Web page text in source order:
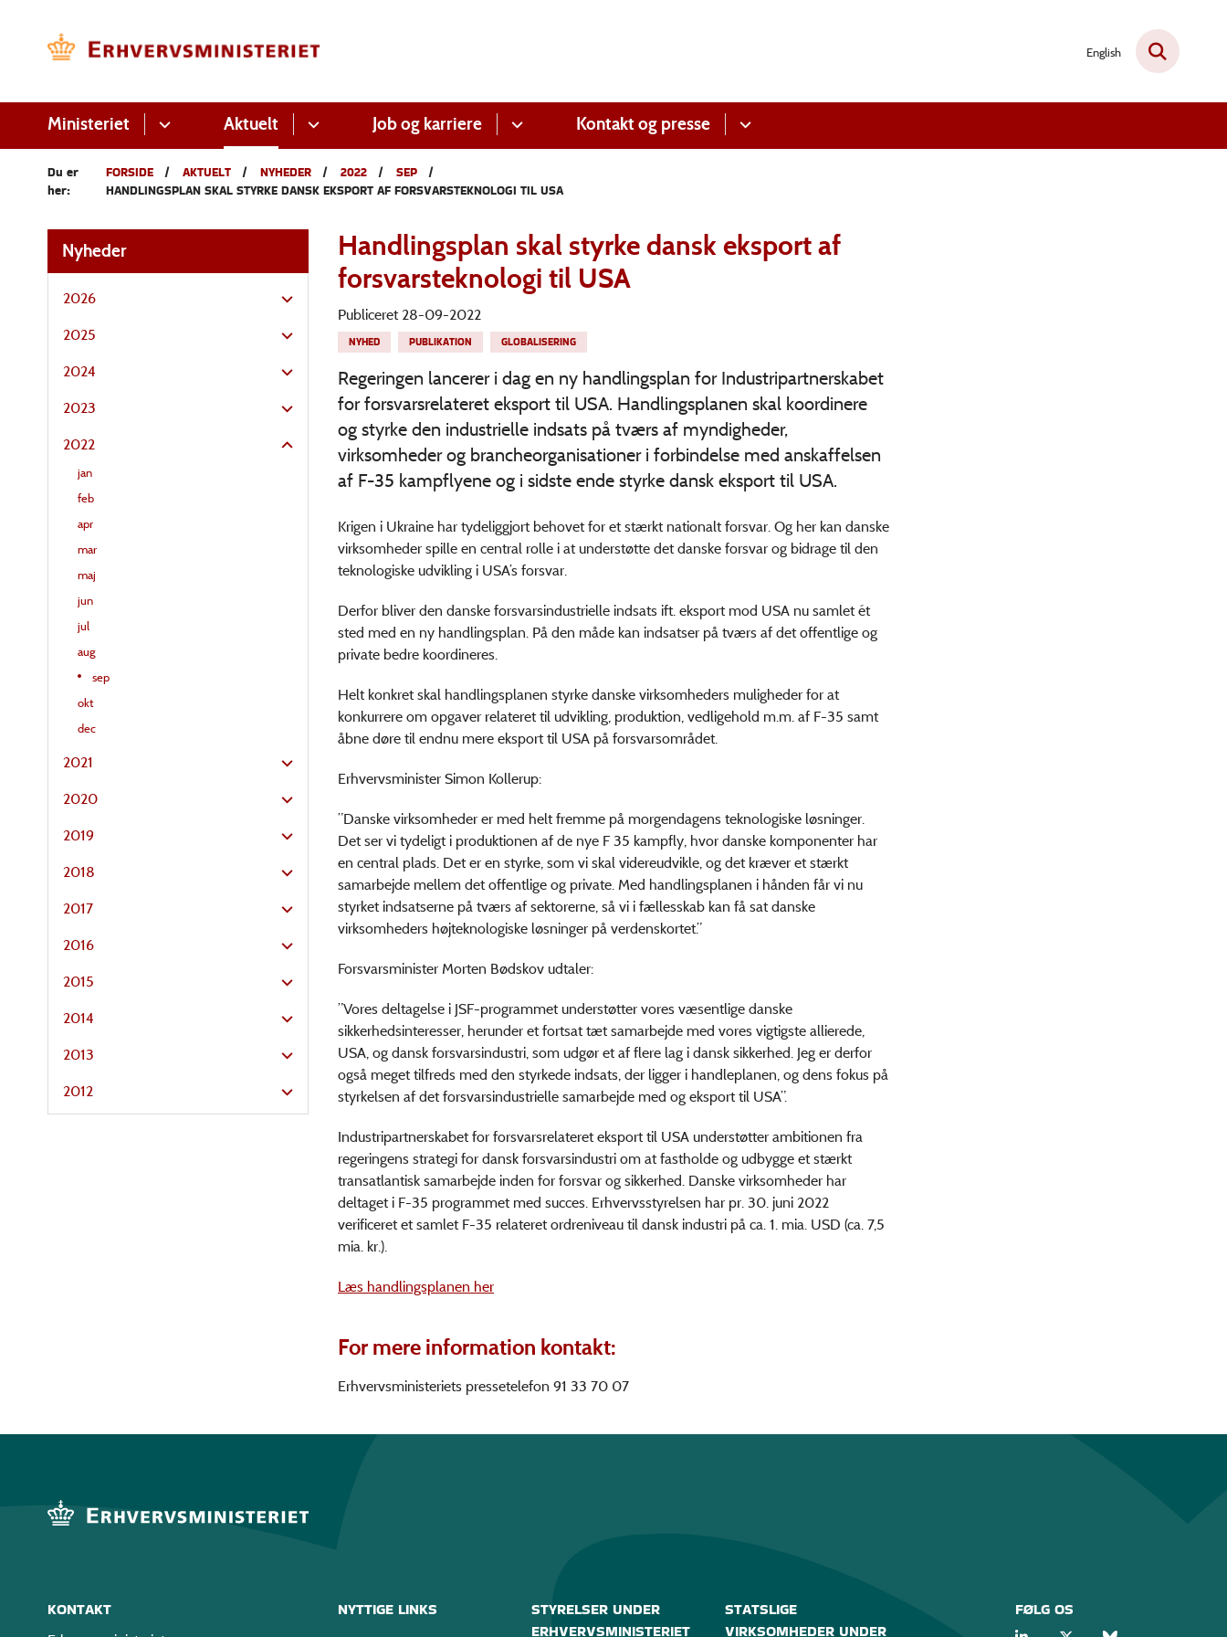
English
Ministeriet Aktuelt Job og karriere Kontakt og presse
Du er
her:
FORSIDE AKTUELT NYHEDER 2022
SEP
HANDLINGSPLAN SKAL STYRKE DANSK EKSPORT AF FORSVARSTEKNOLOGI TIL USA
Nyheder
2026
2025
2024
2023
2022
jan
feb
apr
mar
maj
jun
jul
aug
sep
okt
dec
2021
2020
2019
2018
2017
2016
2015
2014
2013
2012
Handlingsplan skal styrke dansk eksport af
forsvarsteknologi til USA
Publiceret 28-09-2022
NYHED PUBLIKATION GLOBALISERING
Regeringen lancerer i dag en ny handlingsplan for Industripartnerskabet
for forsvarsrelateret eksport til USA. Handlingsplanen skal koordinere
og styrke den industrielle indsats på tværs af myndigheder,
virksomheder og brancheorganisationer i forbindelse med anskaffelsen
af F-35 kampflyene og i sidste ende styrke dansk eksport til USA.
Krigen i Ukraine har tydeliggjort behovet for et stærkt nationalt forsvar. Og her kan danske
virksomheder spille en central rolle i at understøtte det danske forsvar og bidrage til den
teknologiske udvikling i USA’s forsvar.
Derfor bliver den danske forsvarsindustrielle indsats ift. eksport mod USA nu samlet ét
sted med en ny handlingsplan. På den måde kan indsatser på tværs af det offentlige og
private bedre koordineres.
Helt konkret skal handlingsplanen styrke danske virksomheders muligheder for at
konkurrere om opgaver relateret til udvikling, produktion, vedligehold m.m. af F-35 samt
åbne døre til endnu mere eksport til USA på forsvarsområdet.
Erhvervsminister Simon Kollerup:
”Danske virksomheder er med helt fremme på morgendagens teknologiske løsninger.
Det ser vi tydeligt i produktionen af de nye F 35 kampfly, hvor danske komponenter har
en central plads. Det er en styrke, som vi skal videreudvikle, og det kræver et stærkt
samarbejde mellem det offentlige og private. Med handlingsplanen i hånden får vi nu
styrket indsatserne på tværs af sektorerne, så vi i fællesskab kan få sat danske
virksomheders højteknologiske løsninger på verdenskortet.”
Forsvarsminister Morten Bødskov udtaler:
”Vores deltagelse i JSF-programmet understøtter vores væsentlige danske
sikkerhedsinteresser, herunder et fortsat tæt samarbejde med vores vigtigste allierede,
USA, og dansk forsvarsindustri, som udgør et af flere lag i dansk sikkerhed. Jeg er derfor
også meget tilfreds med den styrkede indsats, der ligger i handleplanen, og dens fokus på
styrkelsen af det forsvarsindustrielle samarbejde med og eksport til USA”.
Industripartnerskabet for forsvarsrelateret eksport til USA understøtter ambitionen fra
regeringens strategi for dansk forsvarsindustri om at fastholde og udbygge et stærkt
transatlantisk samarbejde inden for forsvar og sikkerhed. Danske virksomheder har
deltaget i F-35 programmet med succes. Erhvervsstyrelsen har pr. 30. juni 2022
verificeret et samlet F-35 relateret ordreniveau til dansk industri på ca. 1. mia. USD (ca. 7,5
mia. kr.).
Læs handlingsplanen her
For mere information kontakt:
Erhvervsministeriets pressetelefon 91 33 70 07
KONTAKT NYTTIGE LINKS
STYRELSER UNDER
ERHVERVSMINISTERIET
STATSLIGE
VIRKSOMHEDER UNDER
FØLG OS